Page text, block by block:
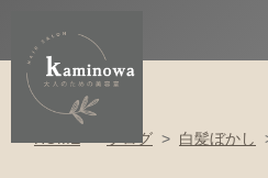
ブログ > 白髪ぼかし